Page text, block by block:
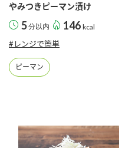
やみつきピーマン漬け
5分以内 146 kcal
#レンジで簡単
ピーマン